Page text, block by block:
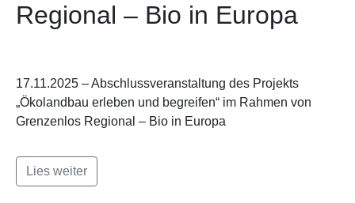
Regional – Bio in Europa
17.11.2025 – Abschlussveranstaltung des Projekts
„Ökolandbau erleben und begreifen“ im Rahmen von
Grenzenlos Regional – Bio in Europa
Lies weiter